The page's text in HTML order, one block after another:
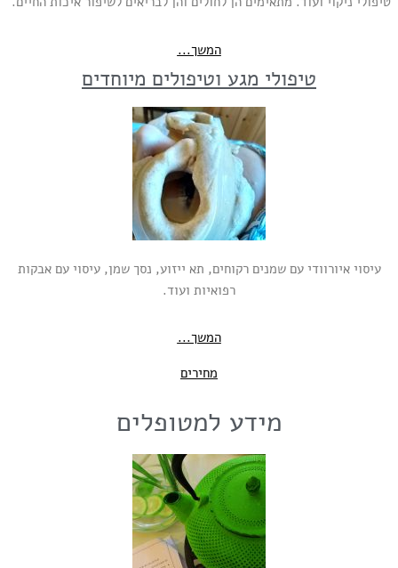
המשך...
טיפולי מגע וטיפולים מיוחדים
עיסוי איורוודי עם שמנים רקוחים, תא ייזוע, נסך שמן, עיסוי עם אבקות
רפואיות ועוד.
המשך...
מחירים
מידע למטופלים